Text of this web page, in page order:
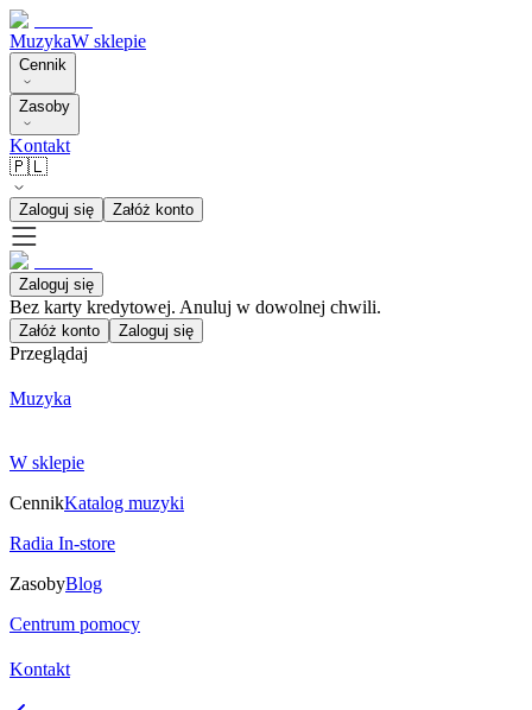
MuzykaW sklepie
Cennik
Zasoby
Kontakt
🇵🇱
Zaloguj się Załóż konto
Zaloguj się
Bez karty kredytowej. Anuluj w dowolnej chwili.
Załóż konto Zaloguj się
Przeglądaj
Muzyka
W sklepie
CennikKatalog muzyki
Radia In-store
ZasobyBlog
Centrum pomocy
Kontakt